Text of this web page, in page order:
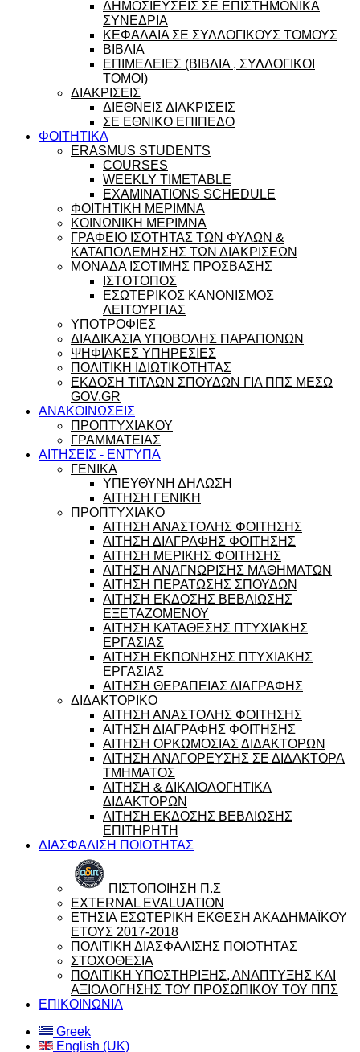
ΔΗΜΟΣΙΕΥΣΕΙΣ ΣΕ ΕΠΙΣΤΗΜΟΝΙΚΑ
ΣΥΝΕΔΡΙΑ
ΚΕΦΑΛΑΙΑ ΣΕ ΣΥΛΛΟΓΙΚΟΥΣ ΤΟΜΟΥΣ
ΒΙΒΛΙΑ
ΕΠΙΜΕΛΕΙΕΣ (ΒΙΒΛΙΑ , ΣΥΛΛΟΓΙΚΟΙ
ΤΟΜΟΙ)
ΔΙΑΚΡΙΣΕΙΣ
ΔΙΕΘΝΕΙΣ ΔΙΑΚΡΙΣΕΙΣ
ΣΕ ΕΘΝΙΚΟ ΕΠΙΠΕΔΟ
ΦΟΙΤΗΤΙΚΑ
ERASMUS STUDENTS
COURSES
WEEKLY TIMETABLE
EXAMINATIONS SCHEDULE
ΦΟΙΤΗΤΙΚΗ ΜΕΡΙΜΝΑ
ΚΟΙΝΩΝΙΚΗ ΜΕΡΙΜΝΑ
ΓΡΑΦΕΙΟ ΙΣΟΤΗΤΑΣ ΤΩΝ ΦΥΛΩΝ &
ΚΑΤΑΠΟΛΕΜΗΣΗΣ ΤΩΝ ΔΙΑΚΡΙΣΕΩΝ
ΜΟΝΑΔΑ ΙΣΟΤΙΜΗΣ ΠΡΟΣΒΑΣΗΣ
ΙΣΤΟΤΟΠΟΣ
ΕΣΩΤΕΡΙΚΟΣ ΚΑΝΟΝΙΣΜΟΣ
ΛΕΙΤΟΥΡΓΙΑΣ
ΥΠΟΤΡΟΦΙΕΣ
ΔΙΑΔΙΚΑΣΙΑ ΥΠΟΒΟΛΗΣ ΠΑΡΑΠΟΝΩΝ
ΨΗΦΙΑΚΕΣ ΥΠΗΡΕΣΙΕΣ
ΠΟΛΙΤΙΚΗ ΙΔΙΩΤΙΚΟΤΗΤΑΣ
ΕΚΔΟΣΗ ΤΙΤΛΩΝ ΣΠΟΥΔΩΝ ΓΙΑ ΠΠΣ ΜΕΣΩ
GOV.GR
ΑΝΑΚΟΙΝΩΣΕΙΣ
ΠΡΟΠΤΥΧΙΑΚΟΥ
ΓΡΑΜΜΑΤΕΙΑΣ
ΑΙΤΗΣΕΙΣ - ΕΝΤΥΠΑ
ΓΕΝΙΚΑ
ΥΠΕΥΘΥΝΗ ΔΗΛΩΣΗ
ΑΙΤΗΣΗ ΓΕΝΙΚΗ
ΠΡΟΠΤΥΧΙΑΚΟ
ΑΙΤΗΣΗ ΑΝΑΣΤΟΛΗΣ ΦΟΙΤΗΣΗΣ
ΑΙΤΗΣΗ ΔΙΑΓΡΑΦΗΣ ΦΟΙΤΗΣΗΣ
ΑΙΤΗΣΗ ΜΕΡΙΚΗΣ ΦΟΙΤΗΣΗΣ
ΑΙΤΗΣΗ ΑΝΑΓΝΩΡΙΣΗΣ ΜΑΘΗΜΑΤΩΝ
ΑΙΤΗΣΗ ΠΕΡΑΤΩΣΗΣ ΣΠΟΥΔΩΝ
ΑΙΤΗΣΗ ΕΚΔΟΣΗΣ ΒΕΒΑΙΩΣΗΣ
ΕΞΕΤΑΖΟΜΕΝΟΥ
ΑΙΤΗΣΗ ΚΑΤΑΘΕΣΗΣ ΠΤΥΧΙΑΚΗΣ
ΕΡΓΑΣΙΑΣ
ΑΙΤΗΣΗ ΕΚΠΟΝΗΣΗΣ ΠΤΥΧΙΑΚΗΣ
ΕΡΓΑΣΙΑΣ
ΑΙΤΗΣΗ ΘΕΡΑΠΕΙΑΣ ΔΙΑΓΡΑΦΗΣ
ΔΙΔΑΚΤΟΡΙΚΟ
ΑΙΤΗΣΗ ΑΝΑΣΤΟΛΗΣ ΦΟΙΤΗΣΗΣ
ΑΙΤΗΣΗ ΔΙΑΓΡΑΦΗΣ ΦΟΙΤΗΣΗΣ
ΑΙΤΗΣΗ ΟΡΚΩΜΟΣΙΑΣ ΔΙΔΑΚΤΟΡΩΝ
ΑΙΤΗΣΗ ΑΝΑΓΟΡΕΥΣΗΣ ΣΕ ΔΙΔΑΚΤΟΡΑ
ΤΜΗΜΑΤΟΣ
ΑΙΤΗΣΗ & ΔΙΚΑΙΟΛΟΓΗΤΙΚΑ
ΔΙΔΑΚΤΟΡΩΝ
ΑΙΤΗΣΗ ΕΚΔΟΣΗΣ ΒΕΒΑΙΩΣΗΣ
ΕΠΙΤΗΡΗΤΗ
ΔΙΑΣΦΑΛΙΣΗ ΠΟΙΟΤΗΤΑΣ
ΠΙΣΤΟΠΟΙΗΣΗ Π.Σ
EXTERNAL EVALUATION
ΕΤΗΣΙΑ ΕΣΩΤΕΡΙΚΗ ΕΚΘΕΣΗ ΑΚΑΔΗΜΑΪΚΟΥ
ΕΤΟΥΣ 2017-2018
ΠΟΛΙΤΙΚΗ ΔΙΑΣΦΑΛΙΣΗΣ ΠΟΙΟΤΗΤΑΣ
ΣΤΟΧΟΘΕΣΙΑ
ΠΟΛΙΤΙΚΗ ΥΠΟΣΤΗΡΙΞΗΣ, ΑΝΑΠΤΥΞΗΣ ΚΑΙ
ΑΞΙΟΛΟΓΗΣΗΣ ΤΟΥ ΠΡΟΣΩΠΙΚΟΥ ΤΟΥ ΠΠΣ
ΕΠΙΚΟΙΝΩΝΙΑ
Greek
English (UK)